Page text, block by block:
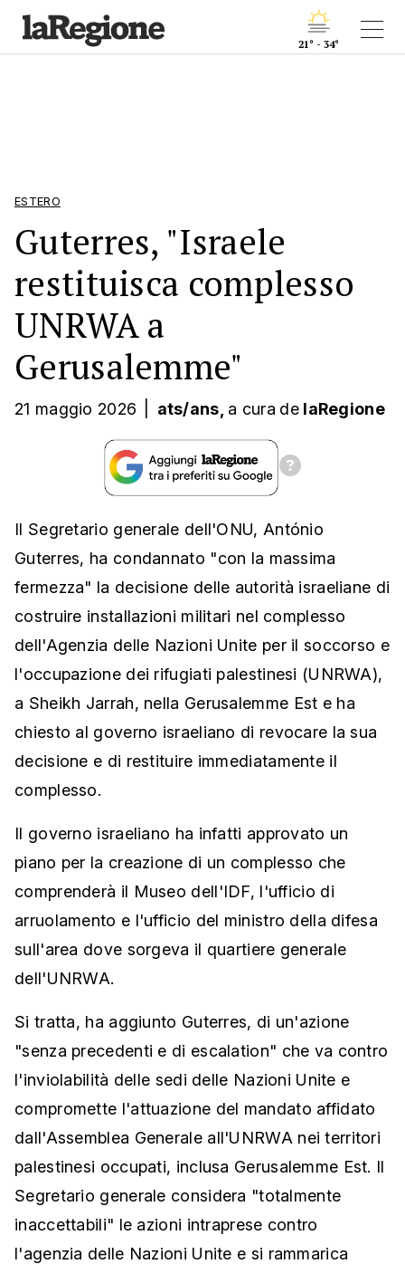
21° - 34°
ESTERO
Guterres, "Israele
restituisca complesso
UNRWA a
Gerusalemme"
21 maggio 2026 ats/ans, a cura de laRegione
Il Segretario generale dell'ONU, António
Guterres, ha condannato "con la massima
fermezza" la decisione delle autorità israeliane di
costruire installazioni militari nel complesso
dell'Agenzia delle Nazioni Unite per il soccorso e
l'occupazione dei rifugiati palestinesi (UNRWA),
a Sheikh Jarrah, nella Gerusalemme Est e ha
chiesto al governo israeliano di revocare la sua
decisione e di restituire immediatamente il
complesso.
Il governo israeliano ha infatti approvato un
piano per la creazione di un complesso che
comprenderà il Museo dell'IDF, l'ufficio di
arruolamento e l'ufficio del ministro della difesa
sull'area dove sorgeva il quartiere generale
dell'UNRWA.
Si tratta, ha aggiunto Guterres, di un'azione
"senza precedenti e di escalation" che va contro
l'inviolabilità delle sedi delle Nazioni Unite e
compromette l'attuazione del mandato affidato
dall'Assemblea Generale all'UNRWA nei territori
palestinesi occupati, inclusa Gerusalemme Est. Il
Segretario generale considera "totalmente
inaccettabili" le azioni intraprese contro
l'agenzia delle Nazioni Unite e si rammarica